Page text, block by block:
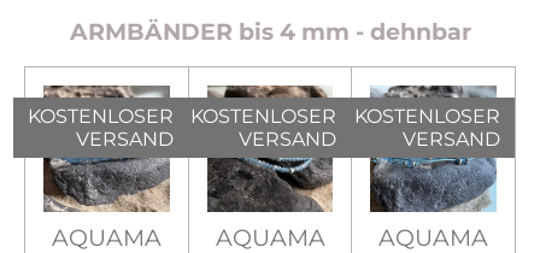
ARMBÄNDER bis 4 mm - dehnbar
KOSTENLOSER
VERSAND
AQUAMA
KOSTENLOSER
VERSAND
AQUAMA
KOSTENLOSER
VERSAND
AQUAMA